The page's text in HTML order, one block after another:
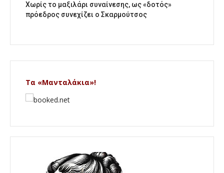
Χωρίς το μαξιλάρι συναίνεσης, ως «δοτός»
πρόεδρος συνεχίζει ο Σκαρμούτσος
Τα «Μανταλάκια»!